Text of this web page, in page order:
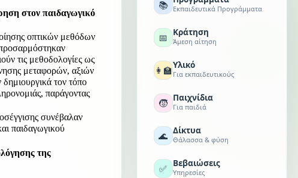
στον παιδαγωγικό
οπτικών μεθόδων
τις μεθοδολογίες ως
μεταφορών, αξιών
τον τόπο
παράγοντας
συνέβαλαν
παιδαγωγικού
της
📚 Εκπαιδευτικά Προγράμματα
📅 Κράτηση
Άμεση αίτηση
👩‍🏫Υλικό
Για εκπαιδευτικούς
🧒 Παιχνίδια
Για παιδιά
🌊 Δίκτυα
Θάλασσα & φύση
✅ Βεβαιώσεις
Υπηρεσίες